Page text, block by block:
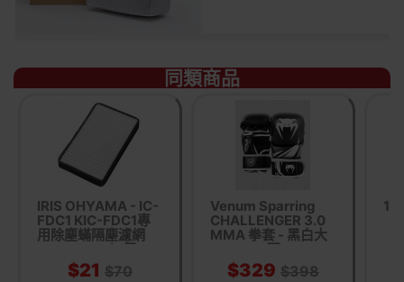
同類商品
IRIS OHYAMA - IC-
FDC1 KIC-FDC1專
用除塵蟎隔塵濾網
CF-FH1(4個)
$21 $70
Venum Sparring
CHALLENGER 3.0
MMA 拳套 - 黑白大
碼
$329 $398